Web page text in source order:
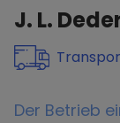
J. L.
Der Betrieb